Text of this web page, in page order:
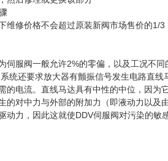
维修价格不会超过原装新阀市场售价的1/3
伺服阀一般允许2%的零偏，以及工况不同
统还要求放大器有颤振信号发生电路直线
的电流。直线马达具有中性的中位，因为
的对中力与外部的附加力（即液动力以及
动力，因此这就使DDV伺服阀对污染的敏